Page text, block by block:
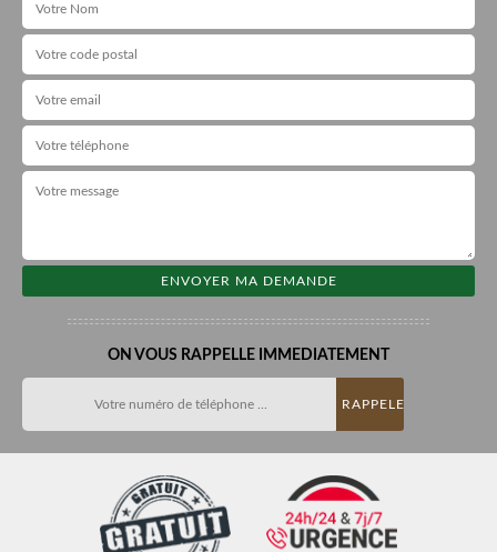
ON VOUS RAPPELLE IMMEDIATEMENT